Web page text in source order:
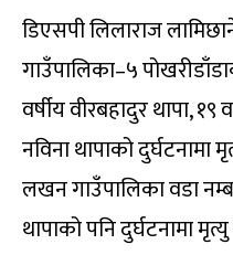
डिएसपी लिलाराज
गाउँपालिका–५
वर्षीय वीरबहादुर थापा, १९
नविना थापाको
लखन गाउँपालिका वडा
थापाको पनि दुर्घटनामा